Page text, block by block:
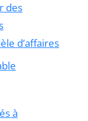
des
d’affaires
à